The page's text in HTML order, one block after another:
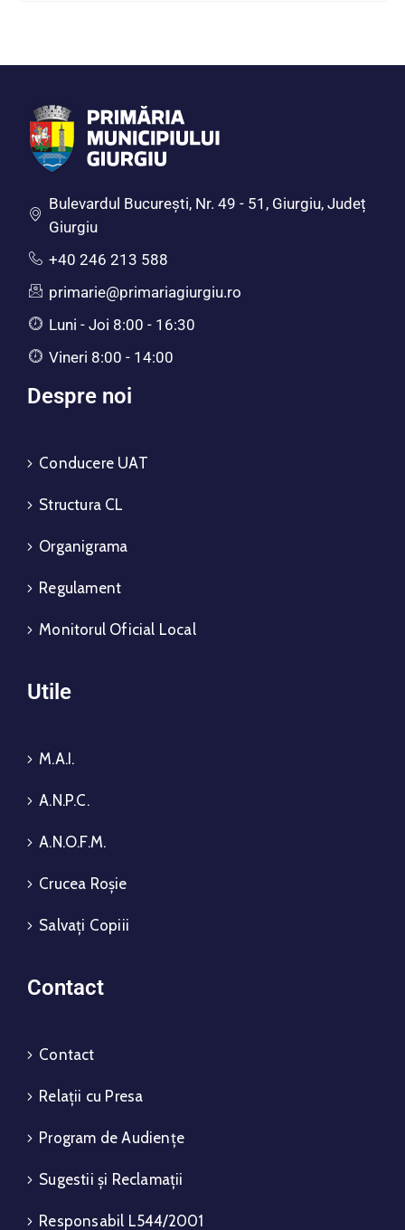
Bulevardul Bucureşti, Nr. 49 - 51, Giurgiu, Județ
Giurgiu
+40 246 213 588
primarie@primariagiurgiu.ro
Luni - Joi 8:00 - 16:30
Vineri 8:00 - 14:00
Despre noi
Conducere UAT
Structura CL
Organigrama
Regulament
Monitorul Oficial Local
Utile
M.A.I.
A.N.P.C.
A.N.O.F.M.
Crucea Roșie
Salvați Copiii
Contact
Contact
Relații cu Presa
Program de Audiențe
Sugestii și Reclamații
Responsabil L544/2001